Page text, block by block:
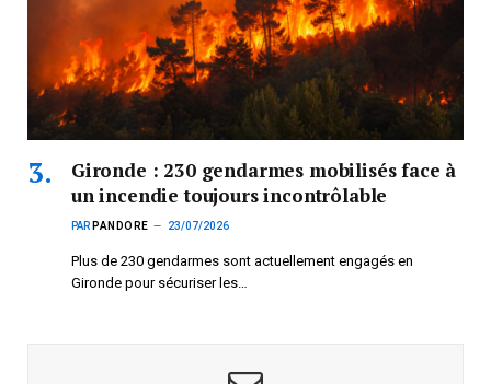
Gironde : 230 gendarmes mobilisés face à
un incendie toujours incontrôlable
PAR PANDORE 23/07/2026
Plus de 230 gendarmes sont actuellement engagés en
Gironde pour sécuriser les…